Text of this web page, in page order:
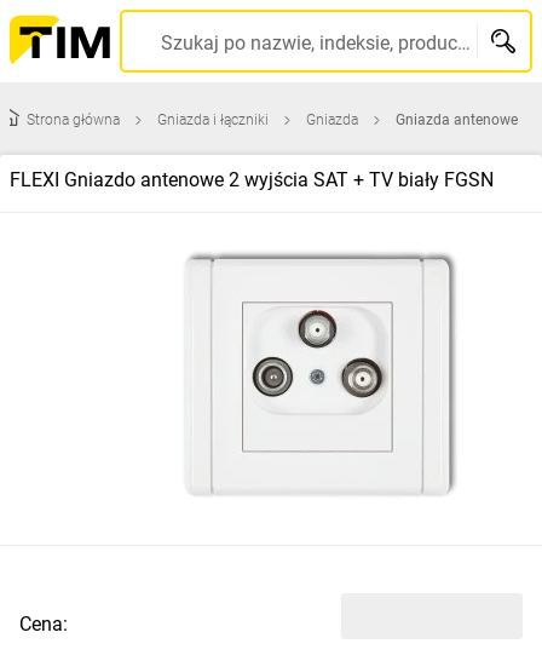
Szukaj po nazwie, indeksie, producencie, kodzie kreskowym...
Strona główna Gniazda i łączniki Gniazda Gniazda antenowe
FLEXI Gniazdo antenowe 2 wyjścia SAT + TV biały FGSN
Cena: